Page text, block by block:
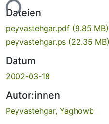
Dateien
peyvastehgar.pdf (9.85 MB)
peyvastehgar.ps (22.35 MB)
Datum
2002-03-18
Autor:innen
Peyvastehgar, Yaghowb